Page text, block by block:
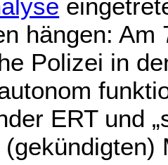
hängen:
Polizei in
ERT und